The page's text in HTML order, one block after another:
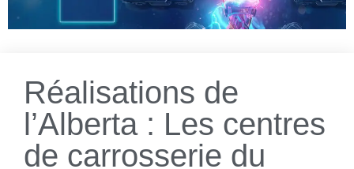
Réalisations de
l’Alberta : Les centres
de carrosserie du